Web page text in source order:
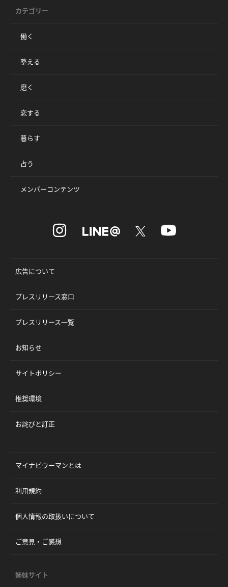
カテゴリー
働く
整える
磨く
恋する
暮らす
占う
メンバーコンテンツ
広告について
プレスリリース窓口
プレスリリース一覧
お知らせ
サイトポリシー
推奨環境
お詫びと訂正
マイナビウーマンとは
利用規約
個人情報の取扱いについて
ご意見・ご感想
姉妹サイト